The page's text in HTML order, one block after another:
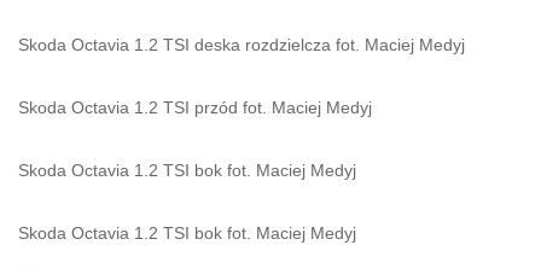
Skoda Octavia 1.2 TSI deska rozdzielcza fot. Maciej Medyj
Skoda Octavia 1.2 TSI przód fot. Maciej Medyj
Skoda Octavia 1.2 TSI bok fot. Maciej Medyj
Skoda Octavia 1.2 TSI bok fot. Maciej Medyj